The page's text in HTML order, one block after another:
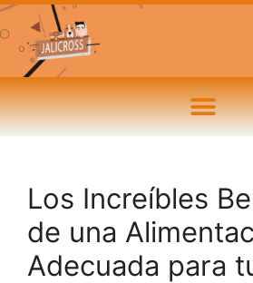
Los Increíbles
de una
Adecuada para